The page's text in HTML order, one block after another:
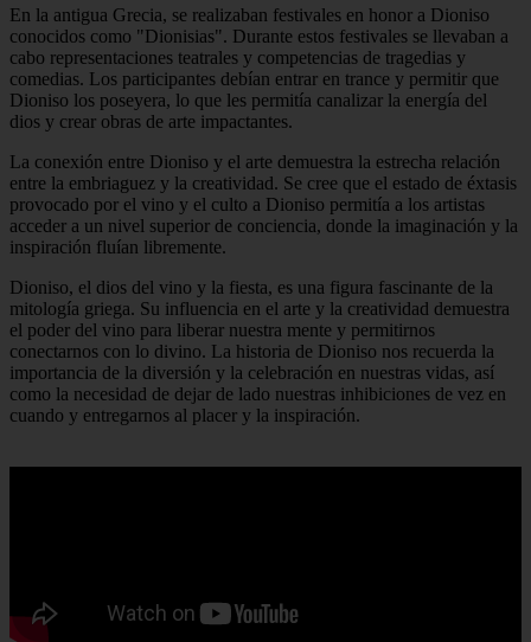
En la antigua Grecia, se realizaban festivales en honor a Dioniso
conocidos como "Dionisias". Durante estos festivales se llevaban a
cabo representaciones teatrales y competencias de tragedias y
comedias. Los participantes debían entrar en trance y permitir que
Dioniso los poseyera, lo que les permitía canalizar la energía del
dios y crear obras de arte impactantes.
La conexión entre Dioniso y el arte demuestra la estrecha relación
entre la embriaguez y la creatividad. Se cree que el estado de éxtasis
provocado por el vino y el culto a Dioniso permitía a los artistas
acceder a un nivel superior de conciencia, donde la imaginación y la
inspiración fluían libremente.
Dioniso, el dios del vino y la fiesta, es una figura fascinante de la
mitología griega. Su influencia en el arte y la creatividad demuestra
el poder del vino para liberar nuestra mente y permitirnos
conectarnos con lo divino. La historia de Dioniso nos recuerda la
importancia de la diversión y la celebración en nuestras vidas, así
como la necesidad de dejar de lado nuestras inhibiciones de vez en
cuando y entregarnos al placer y la inspiración.